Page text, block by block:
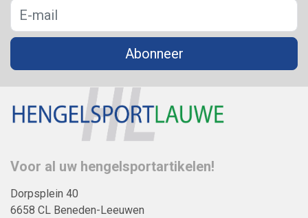
Abonneer
Voor al uw hengelsportartikelen!
Dorpsplein 40
6658 CL Beneden-Leeuwen